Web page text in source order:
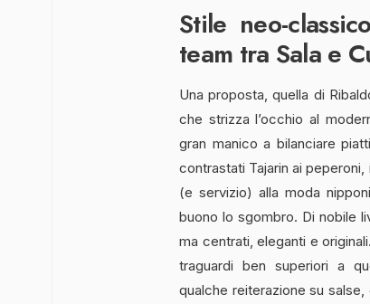
Stile neo-
team tra Sala e
Una proposta, quella di
che strizza l’occhio al
gran manico a bilanciare
contrastati Tajarin ai
(e servizio) alla moda
buono lo sgombro. Di nobile
ma centrati, eleganti e
traguardi ben superiori a
qualche reiterazione su